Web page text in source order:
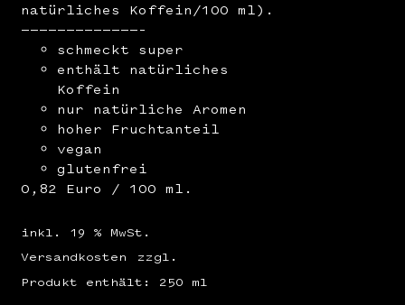
natürliches Koffein/100 ml).
—————————————–
schmeckt super
enthält natürliches
Koffein
nur natürliche Aromen
hoher Fruchtanteil
vegan
glutenfrei
0,82 Euro / 100 ml.
inkl. 19 % MwSt.
zzgl.
Versandkosten
Produkt enthält: 250 ml